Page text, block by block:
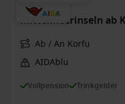
Mittelmeerinseln ab
Ab / An Korfu
AIDAblu
Vollpension Trinkgelder